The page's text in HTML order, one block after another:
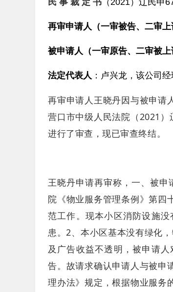
民 事 裁 定 书 （2021）辽民申
再审申请人（一审被告、二审上
被申请人（一审原告、二审被上
法定代表人 ：卢兴龙，该公司经
再审申请人王晓丹因与被申请
营口市中级人民法院（2021
进行了审查，现已审查终结。
王晓丹申请再审称，一、被申
院《物业服务管理条例》第四
范工作。现本小区消防设施
患。2、本小区基本没有绿化
及广告收益不透明，被申请
告。故请求确认申请人与被申
理办法》规定，根据物业服务